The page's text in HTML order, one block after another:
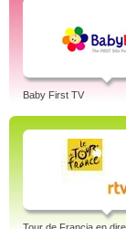
Baby First TV